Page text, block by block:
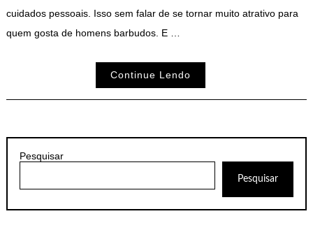
cuidados pessoais. Isso sem falar de se tornar muito atrativo para
quem gosta de homens barbudos. E …
Continue Lendo
Pesquisar
Pesquisar